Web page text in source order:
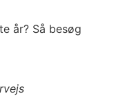
år? Så besøg